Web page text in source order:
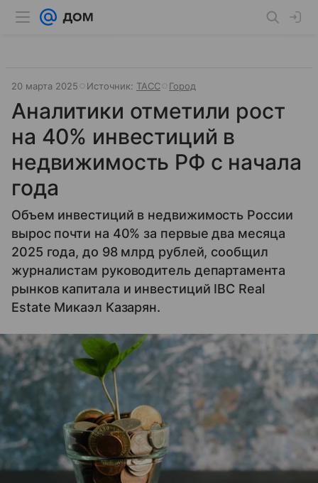
20 марта 2025 Источник: ТАСС Город
Аналитики отметили рост
на 40% инвестиций в
недвижимость РФ с начала
года
Объем инвестиций в недвижимость России
вырос почти на 40% за первые два месяца
2025 года, до 98 млрд рублей, сообщил
журналистам руководитель департамента
рынков капитала и инвестиций IBC Real
Estate Микаэл Казарян.